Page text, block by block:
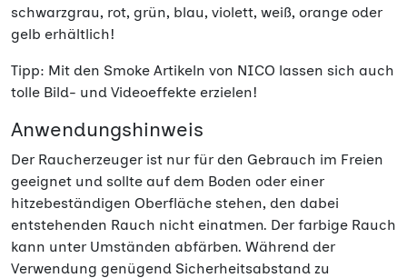
schwarzgrau, rot, grün, blau, violett, weiß, orange oder
gelb erhältlich!
Tipp: Mit den Smoke Artikeln von NICO lassen sich auch
tolle Bild- und Videoeffekte erzielen!
Anwendungshinweis
Der Raucherzeuger ist nur für den Gebrauch im Freien
geeignet und sollte auf dem Boden oder einer
hitzebeständigen Oberfläche stehen, den dabei
entstehenden Rauch nicht einatmen. Der farbige Rauch
kann unter Umständen abfärben. Während der
Verwendung genügend Sicherheitsabstand zu